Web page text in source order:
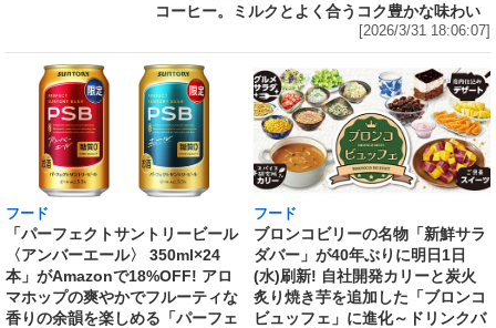
コーヒー。ミルクとよく合うコク豊かな味わい
[2026/3/31 18:06:07]
フード
「パーフェクトサントリービール
〈アンバーエール〉 350ml×24
本」がAmazonで18%OFF! アロ
マホップの爽やかでフルーティな
香りの余韻を楽しめる「パーフェ
フード
ブロンコビリーの名物「新鮮サラ
ダバー」が40年ぶりに明日1日
(水)刷新! 自社開発カリーと炭火
炙り焼き芋を追加した「ブロンコ
ビュッフェ」に進化～ドリンクバ